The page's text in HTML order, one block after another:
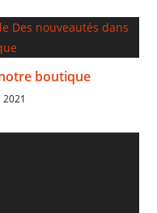
boutique